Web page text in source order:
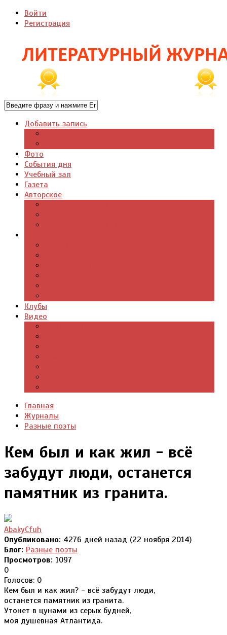
Войти
Регистрация
Добавить запись
Фото
События дня
Учебный зал
Газета
Авторское
Клубы
Видео
Главная
Журналы
Разные поэты
Кем был и как жил - всё
забудут люди, останется
памятник из гранита.
AbakyCfuh
Опубликовано: 4276 дней назад (22 ноября 2014)
Блог: Разные поэты
Просмотров: 1097
0
Голосов: 0
Кем был и как жил? - всё забудут люди,
останется памятник из гранита.
Утонет в цунами из серых будней,
моя душевная Атлантида.